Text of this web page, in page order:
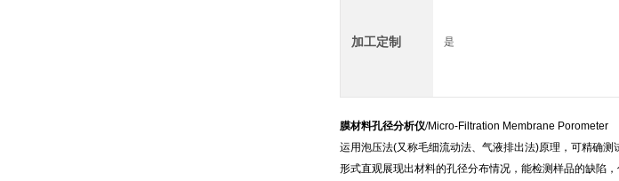
加工定制 是
膜材料孔径分析仪/Micro-Filtration Membrane Porometer
运用泡压法(又称毛细流动法、气液排出法)原理，可精确测
形式直观展现出材料的孔径分布情况，能检测样品的缺陷，